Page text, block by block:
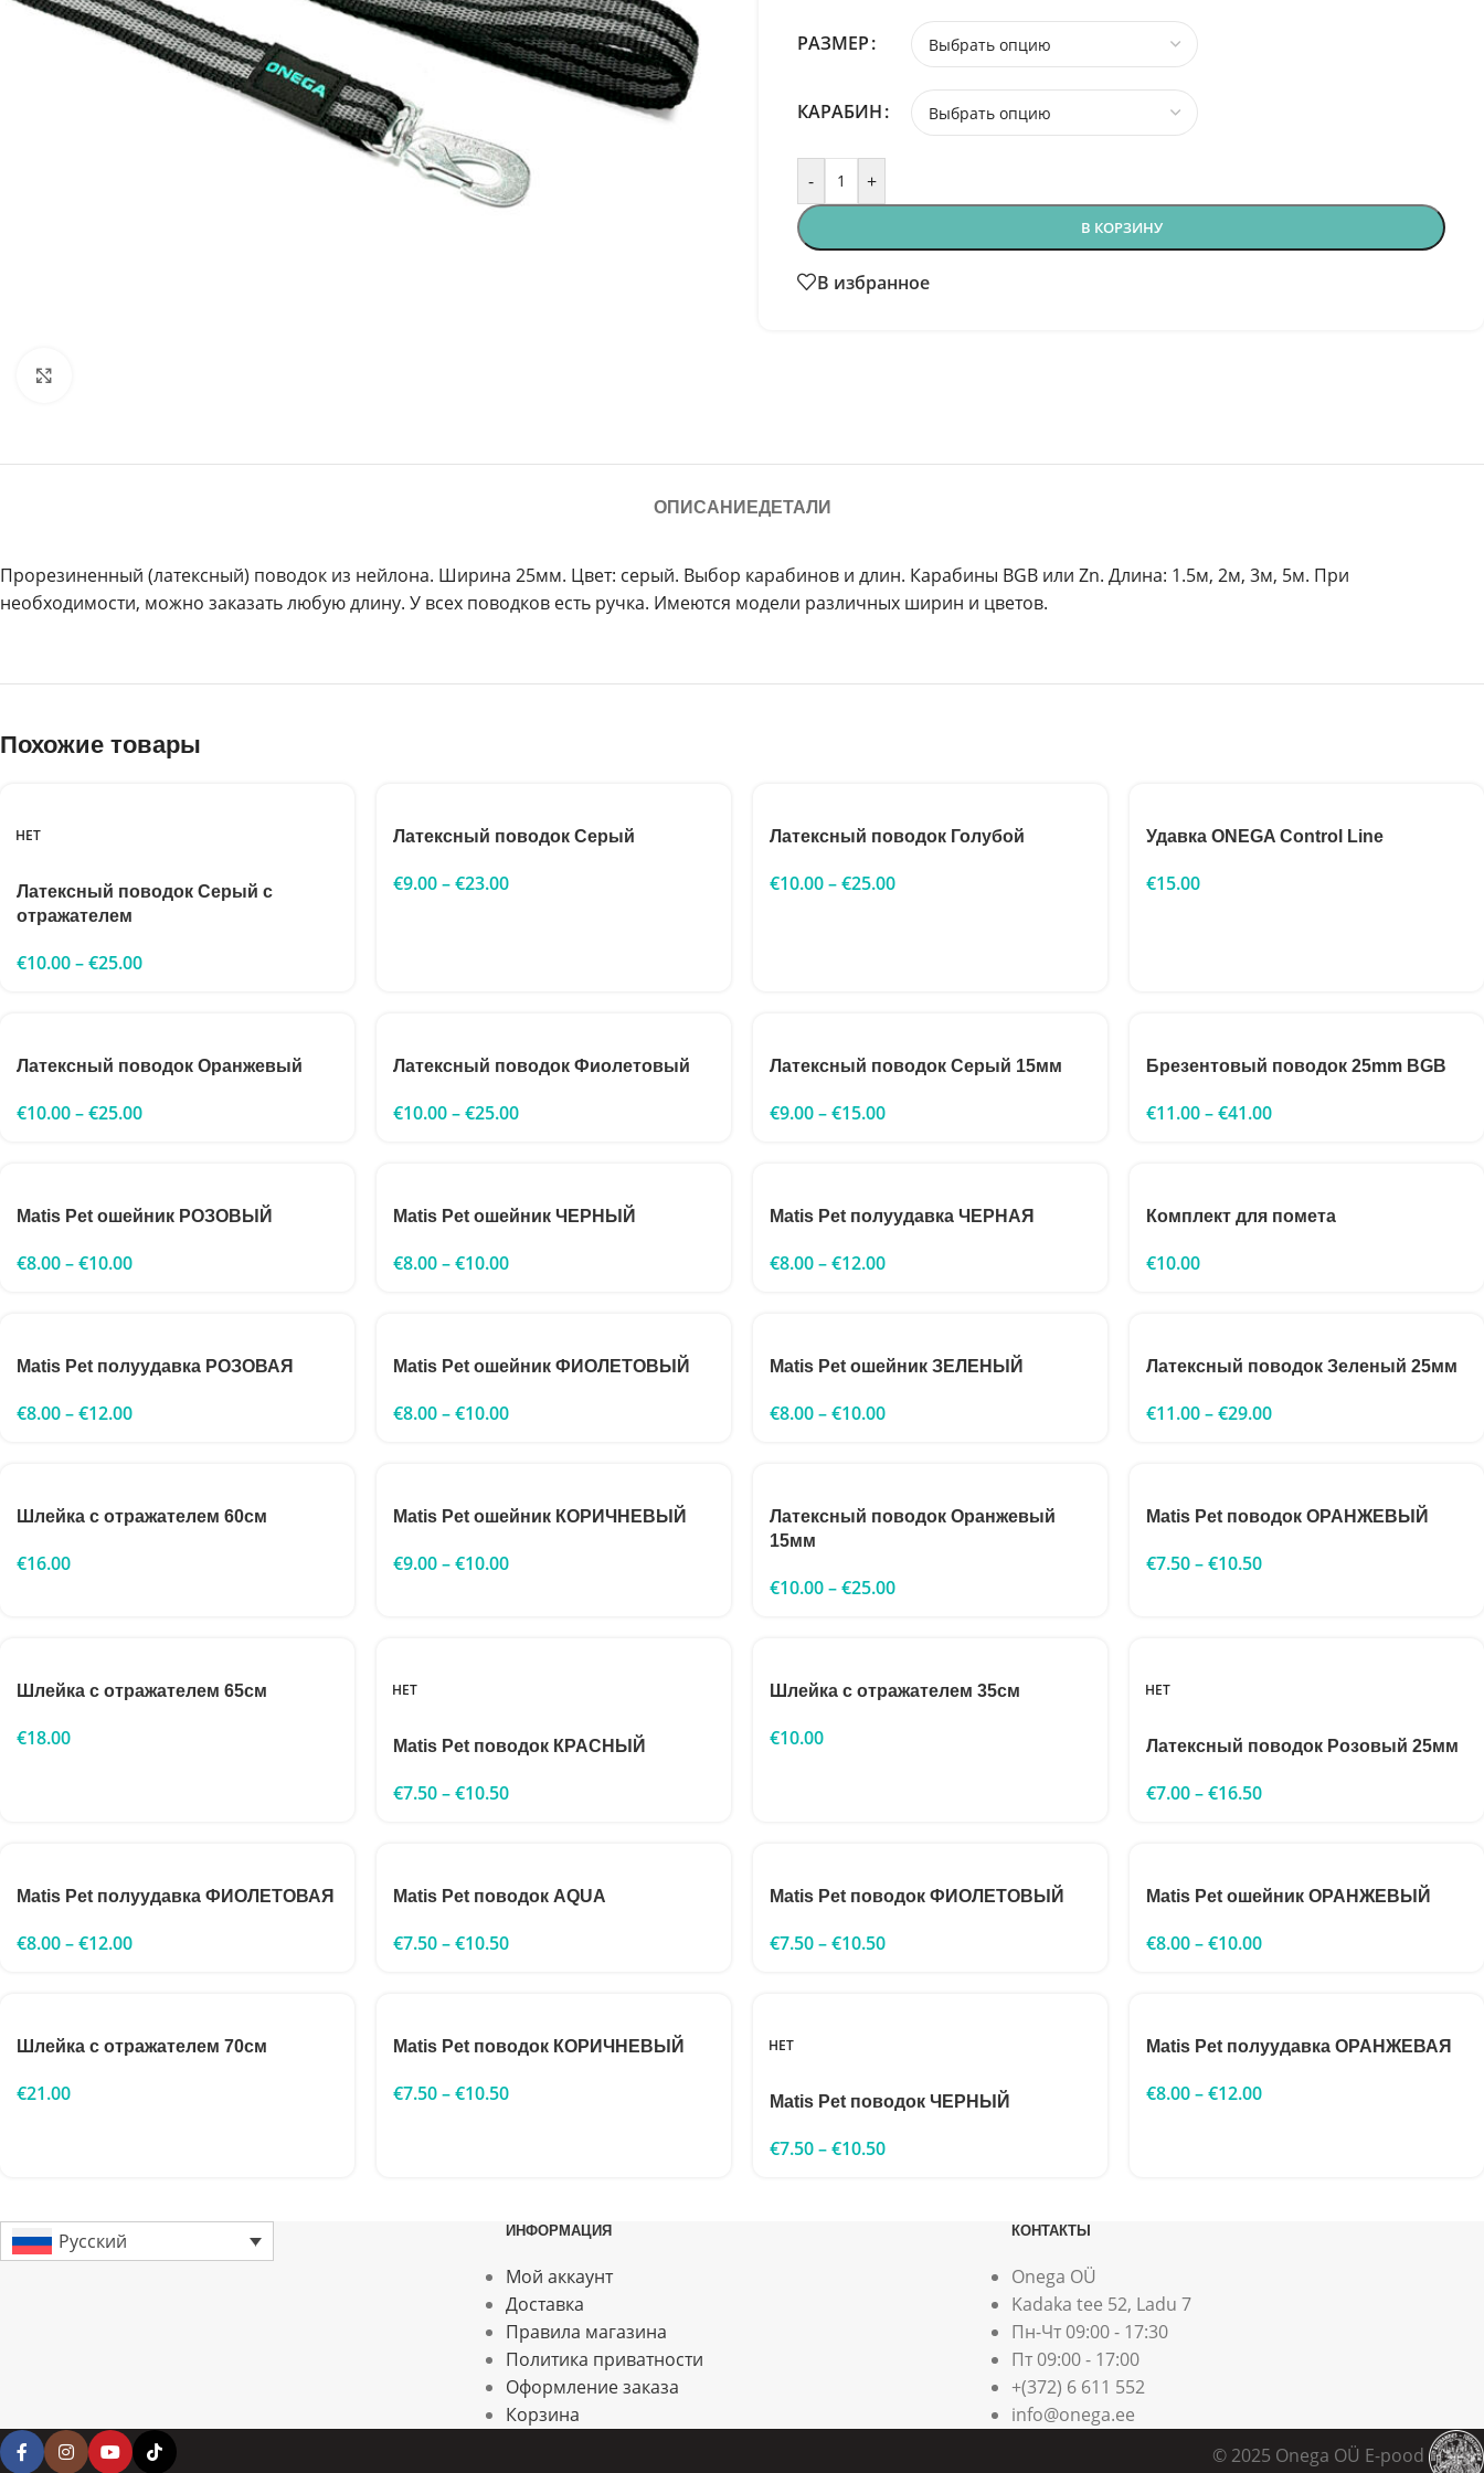
РАЗМЕР
КАРАБИН
- +
В КОРЗИНУ
В избранное
ОПИСАНИЕДЕТАЛИ
Прорезиненный (латексный) поводок из нейлона. Ширина 25мм. Цвет: серый. Выбор карабинов и длин. Карабины BGB или Zn. Длина: 1.5м, 2м, 3м, 5м. При
необходимости, можно заказать любую длину. У всех поводков есть ручка. Имеются модели различных ширин и цветов.
Похожие товары
НЕТ
Латексный поводок Серый с
отражателем
€10.00–€25.00
Латексный поводок Серый
€9.00–€23.00
Латексный поводок Голубой
€10.00–€25.00
Удавка ONEGA Control Line
€15.00
Латексный поводок Оранжевый
€10.00–€25.00
Латексный поводок Фиолетовый
€10.00–€25.00
Латексный поводок Серый 15мм
€9.00–€15.00
Брезентовый поводок 25mm BGB
€11.00–€41.00
Matis Pet ошейник РОЗОВЫЙ
€8.00–€10.00
Matis Pet ошейник ЧЕРНЫЙ
€8.00–€10.00
Matis Pet полуудавка ЧЕРНАЯ
€8.00–€12.00
Комплект для помета
€10.00
Matis Pet полуудавка РОЗОВАЯ
€8.00–€12.00
Matis Pet ошейник ФИОЛЕТОВЫЙ
€8.00–€10.00
Matis Pet ошейник ЗЕЛЕНЫЙ
€8.00–€10.00
Латексный поводок Зеленый 25мм
€11.00–€29.00
Шлейка с отражателем 60см
€16.00
Matis Pet ошейник КОРИЧНЕВЫЙ
€9.00–€10.00
Латексный поводок Оранжевый
15мм
€10.00–€25.00
Matis Pet поводок ОРАНЖЕВЫЙ
€7.50–€10.50
Шлейка с отражателем 65см
€18.00
НЕТ
Matis Pet поводок КРАСНЫЙ
€7.50–€10.50
Шлейка с отражателем 35см
€10.00
НЕТ
Латексный поводок Розовый 25мм
€7.00–€16.50
Matis Pet полуудавка ФИОЛЕТОВАЯ
€8.00–€12.00
Matis Pet поводок AQUA
€7.50–€10.50
Matis Pet поводок ФИОЛЕТОВЫЙ
€7.50–€10.50
Matis Pet ошейник ОРАНЖЕВЫЙ
€8.00–€10.00
Шлейка с отражателем 70см
€21.00
Matis Pet поводок КОРИЧНЕВЫЙ
€7.50–€10.50
НЕТ
Matis Pet поводок ЧЕРНЫЙ
€7.50–€10.50
Matis Pet полуудавка ОРАНЖЕВАЯ
€8.00–€12.00
Русский ИНФОРМАЦИЯ
Мой аккаунт
Доставка
Правила магазина
Политика приватности
Оформление заказа
Корзина
КОНТАКТЫ
Onega OÜ
Kadaka tee 52, Ladu 7
Пн-Чт 09:00 - 17:30
Пт 09:00 - 17:00
+(372) 6 611 552
info@onega.ee
© 2025 Onega OÜ E-pood